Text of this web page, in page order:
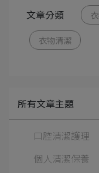
文章分類
衣物清潔
所有文章主題
口腔清潔護理
個人清潔保養